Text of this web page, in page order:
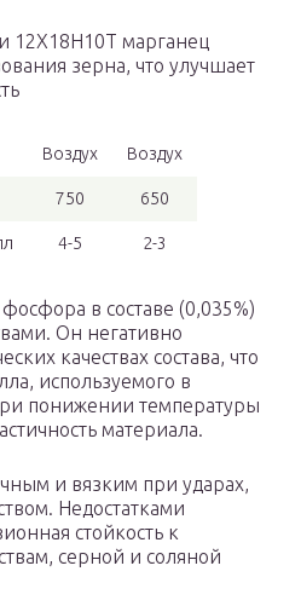
12Х18Н10Т марганец
зерна, что улучшает
Воздух Воздух
750 650
4-5 2-3
в составе (0,035%)
Он негативно
качествах состава, что
используемого в
понижении температуры
материала.
и вязким при ударах,
Недостатками
стойкость к
серной и соляной